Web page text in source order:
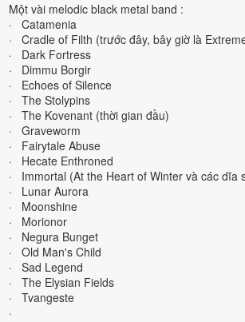
Một vài melodic black metal band :
· Catamenia
· Cradle of Filth (trước đây, bây giờ là
· Dark Fortress
· Dimmu Borgir
· Echoes of Silence
· The Stolypins
· The Kovenant (thời gian đầu)
· Graveworm
· Fairytale Abuse
· Hecate Enthroned
· Immortal (At the Heart of Winter và các dĩa
· Lunar Aurora
· Moonshine
· Morionor
· Negura Bunget
· Old Man's Child
· Sad Legend
· The Elysian Fields
· Tvangeste
·